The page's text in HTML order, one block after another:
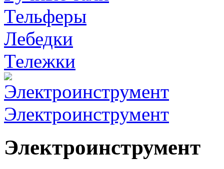
Тельферы
Лебедки
Тележки
Электроинструмент
Электроинструмент